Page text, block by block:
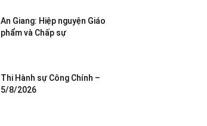
An Giang: Hiệp nguyện Giáo
phẩm và Chấp sự
Thi Hành sự Công Chính –
5/8/2026